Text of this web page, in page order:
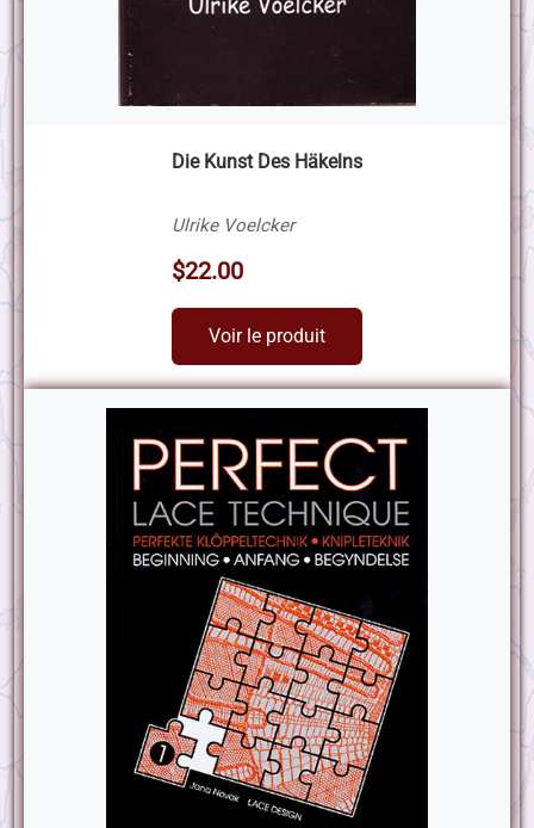
Die Kunst Des Häkelns
Ulrike Voelcker
$22.00
Voir le produit